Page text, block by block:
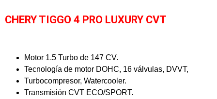
CHERY TIGGO 4 PRO LUXURY CVT
Motor 1.5 Turbo de 147 CV.
Tecnología de motor DOHC, 16 válvulas, DVVT,
Turbocompresor, Watercooler.
Transmisión CVT ECO/SPORT.